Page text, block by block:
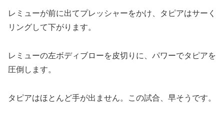
レミューが前に出てプレッシャーをかけ、タピアはサーく
リングして下がります。
レミューの左ボディブローを皮切りに、パワーでタピアを
圧倒します。
タピアはほとんど手が出ません。この試合、早そうです。